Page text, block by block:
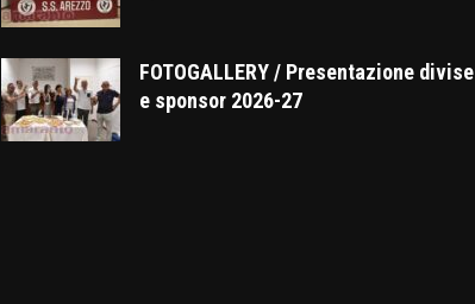
FOTOGALLERY / Presentazione divise
e sponsor 2026-27